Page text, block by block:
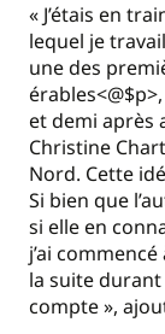
« J’étais en
lequel je
une des
et demi après
Christine
Nord. Cette
Si bien que
si elle en
j’ai
la suite durant
compte »,